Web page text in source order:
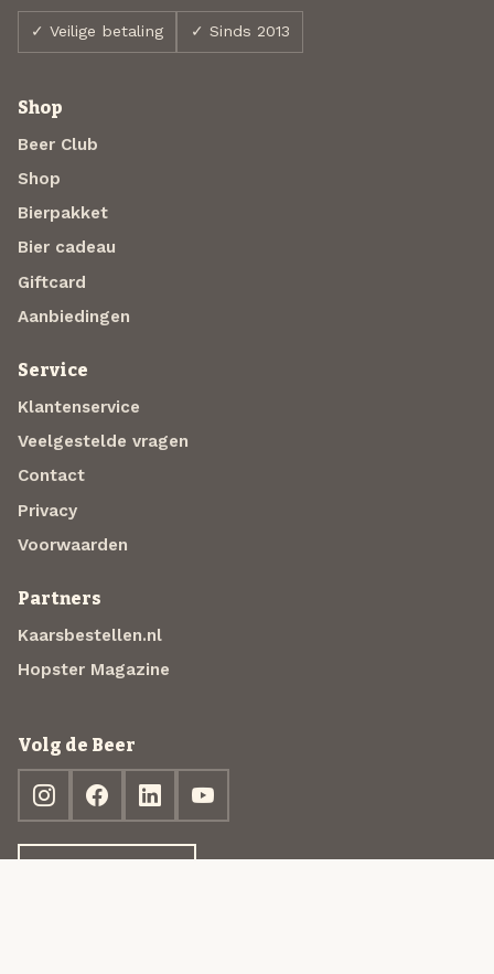
✓ Veilige betaling ✓ Sinds 2013
Shop
Beer Club
Shop
Bierpakket
Bier cadeau
Giftcard
Aanbiedingen
Service
Klantenservice
Veelgestelde vragen
Contact
Privacy
Voorwaarden
Partners
Kaarsbestellen.nl
Hopster Magazine
Volg de Beer